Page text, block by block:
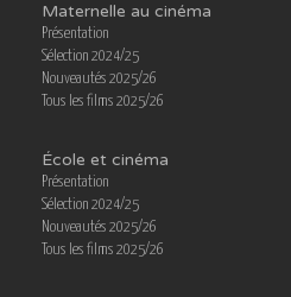
Maternelle au cinéma
Présentation
Sélection 2024/25
Nouveautés 2025/26
Tous les films 2025/26
École et cinéma
Présentation
Sélection 2024/25
Nouveautés 2025/26
Tous les films 2025/26